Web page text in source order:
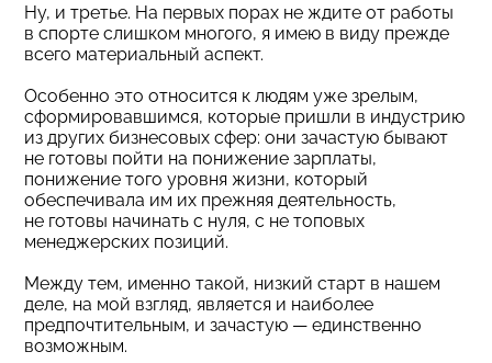
Ну, и третье. На первых порах не ждите от работы
в спорте слишком многого, я имею в виду прежде
всего материальный аспект.
Особенно это относится к людям уже зрелым,
сформировавшимся, которые пришли в индустрию
из других бизнесовых сфер: они зачастую бывают
не готовы пойти на понижение зарплаты,
понижение того уровня жизни, который
обеспечивала им их прежняя деятельность,
не готовы начинать с нуля, с не топовых
менеджерских позиций.
Между тем, именно такой, низкий старт в нашем
деле, на мой взгляд, является и наиболее
предпочтительным, и зачастую — единственно
возможным.